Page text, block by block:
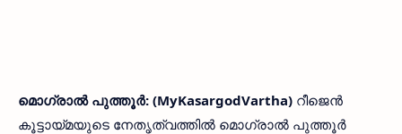
മൊഗ്രാല്‍ പുത്തൂര്‍: (MyKasargodVartha) റീജെന്‍
കൂട്ടായ്മയുടെ നേതൃത്വത്തില്‍ മൊഗ്രാല്‍ പുത്തൂര്‍